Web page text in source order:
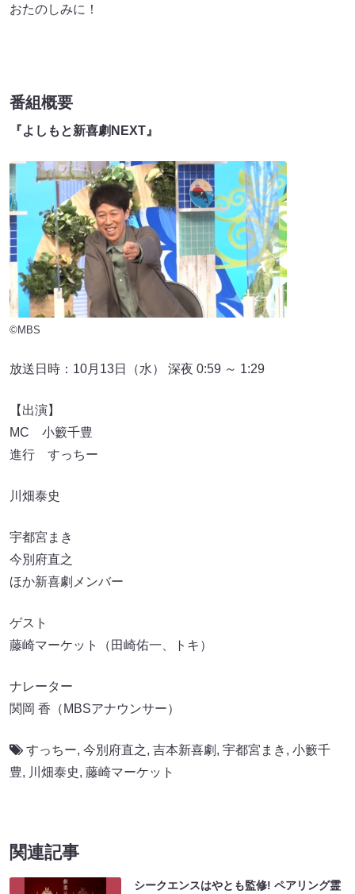
おたのしみに！
番組概要
『よしもと新喜劇NEXT』
©MBS
放送日時：10月13日（水） 深夜 0:59 ～ 1:29
【出演】
MC 小籔千豊
進行 すっちー
川畑泰史
宇都宮まき
今別府直之
ほか新喜劇メンバー
ゲスト
藤崎マーケット（田崎佑一、トキ）
ナレーター
関岡 香（MBSアナウンサー）
すっちー, 今別府直之, 吉本新喜劇 , 宇都宮まき , 小籔千
豊, 川畑泰史, 藤崎マーケット
関連記事
シークエンスはやとも監修! ペアリング霊